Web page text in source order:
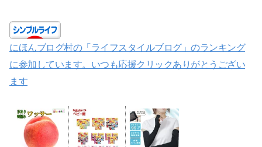
にほんブログ村の「ライフスタイルブログ」のランキング
に参加しています。いつも応援クリックありがとうござい
ます